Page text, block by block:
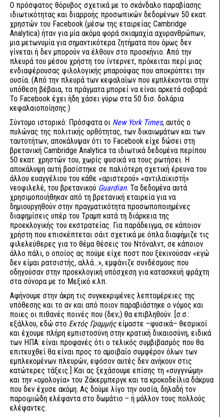
Ο πρόσφατος θόρυβος σχετικά με το σκάνδαλο παραβίασης
ιδιωτικότητας και διαρροής προσωπικών δεδομένων 50 εκατ.
χρηστών του Facebook (μέσω της εταιρείας Cambridge
Analytica) ήταν για μία ακόμα φορά σκιαμαχία αχυρανθρώπων,
μια μετωνυμία για σημαντικότερα ζητήματα που όμως δεν
γίνεται ή δεν μπορούν να έλθουν στο προσκήνιο. Από την
πλευρά του μέσου χρήστη του ίντερνετ, πρόκειται περί μιας
ενδιαφέρουσας φιλολογικής μπαρούφας που αποκρύπτει την
ουσία. (Από την πλευρά των κεφαλαίων που εμπλέκονται στην
υπόθεση βέβαια, τα πράγματα μπορεί να είναι αρκετά σοβαρά:
Το Facebook έχει ήδη χάσει γύρω στα 50 δισ. δολάρια
κεφαλαιοποίησης.)
Σύντομο ιστορικό: Πρόσφατα οι New York Times, αυτός ο
πυλώνας της πολιτικής ορθότητας, των δικαιωμάτων και των
ταυτοτήτων, αποκάλυψαν ότι το Facebook είχε δώσει στη
βρετανική Cambridge Analytica τα ιδιωτικά δεδομένα περίπου
50 εκατ. χρηστών του, χωρίς φυσικά να τους ρωτήσει. Η
αποκάλυψη αυτή βασίστηκε σε παλιότερη σχετική έρευνα του
άλλου ευαγγέλιου του κάθε «αριστερού» «αντιλαϊκιστή»
νεοφιλελέ, του βρετανικού Guardian. Τα δεδομένα αυτά
χρησιμοποιήθηκαν από τη βρετανική εταιρεία για να
δημιουργηθούν στην πραγματικότητα προσωποποιημένες
διαφημίσεις υπέρ του Τραμπ κατά τη διάρκεια της
προεκλογικής του εκστρατείας. Για παράδειγμα, σε κάποιον
χρήστη που επισκέπτεται σάιτ σχετικά με όπλα διαφήμιζε τις
φιλελεύθερες για το θέμα θέσεις του Ντόναλντ, σε κάποιον
άλλο πάλι, ο οποίος ας πούμε είχε ποστ που ξεκινούσαν «εγώ
δεν είμαι ρατσιστής, αλλά...», εμφάνιζε συνδέσμους που
οδηγούσαν στην προεκλογική υπόσχεση για κατασκευή φράχτη
στα σύνορα με το Μεξικό κ.λπ.
Αφήνουμε στην άκρη τις συγκεκριμένες λεπτομέρειες της
υπόθεσης και το αν και από ποιον παραβιάστηκε ο νόμος και
ποιες οι πιθανές ποινές που (δεν;) θα επιβληθούν. [σ.σ.:
εξάλλου, εδώ στο Εκτός Γραμμήςείμαστε –φυσικά– θεσμικοί
και έχουμε πλήρη εμπιστοσύνη στην κρατική δικαιοσύνη, ειδικά
των ΗΠΑ: είναι προφανές ότι ο τελικός συμβιβασμός που θα
επιτευχθεί θα είναι προς το αμοιβαίο συμφέρον όλων των
εμπλεκομένων πλευρών, εφόσον αυτές δεν ανήκουν στις
κατώτερες τάξεις.] Και ας ξεχάσουμε επίσης τη «συγγνώμη»
και την «ομολογία» του Ζάκερμπεργκ και τα κροκοδείλια δάκρυα
που δεν έχυσε ακόμη. Ας δούμε λίγο την ουσία, δηλαδή τον
παροιμιώδη ελέφαντα στο δωμάτιο – ή μάλλον τους πολλούς
ελέφαντες.